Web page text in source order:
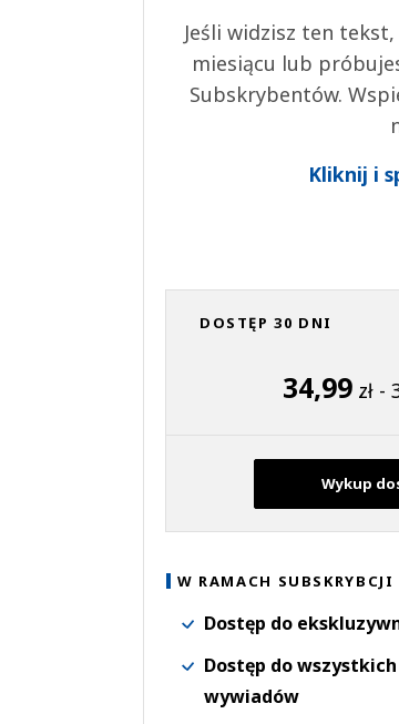
Jeśli widzisz ten
miesiącu lub
Subskrybentów.
Kliknij i
DOSTĘP 30 DNI
34,99 zł -
Wykup
W RAMACH
Dostęp do
Dostęp do
wywiadów